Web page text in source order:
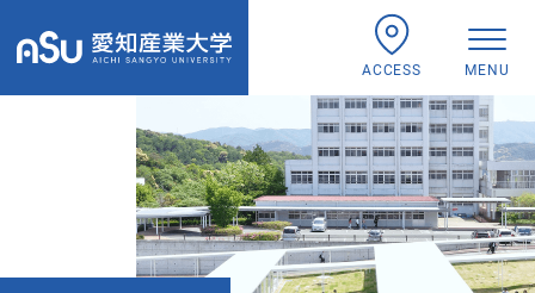
ACCESS MENU